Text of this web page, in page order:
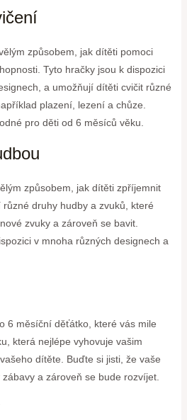
způsobem, jak dítěti pomoci
Tyto hračky jsou k dispozici
a umožňují dítěti cvičit různé
plazení, lezení a chůze.
pro děti od 6 měsíců věku.
způsobem, jak dítěti zpříjemnit
druhy hudby a zvuků, které
zvuky a zároveň se bavit.
v mnoha různých designech a
6 měsíční děťátko, které vás mile
která nejlépe vyhovuje vašim
dítěte. Buďte si jisti, že vaše
a zároveň se bude rozvíjet.